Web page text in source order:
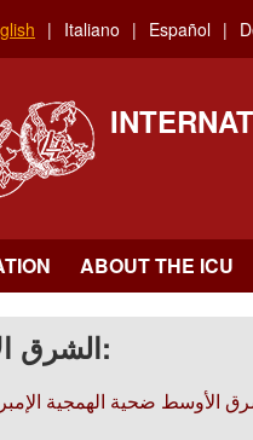
Italiano Español
ABOUT THE ICU
# الشرق الاوسط:
الأوسط ضحية الهمجية